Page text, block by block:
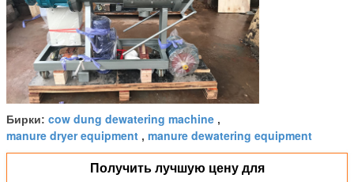
Бирки: cow dung dewatering machine ,
manure dryer equipment , manure dewatering equipment
Получить лучшую цену для